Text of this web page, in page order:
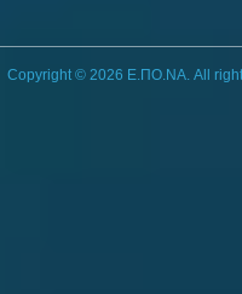
Copyright © 2026 Ε.ΠΟ.ΝΑ. All